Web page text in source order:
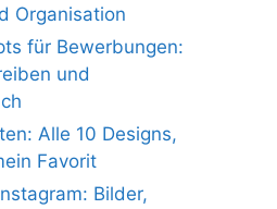
Organisation
für Bewerbungen:
und
Alle 10 Designs,
Favorit
Bilder,